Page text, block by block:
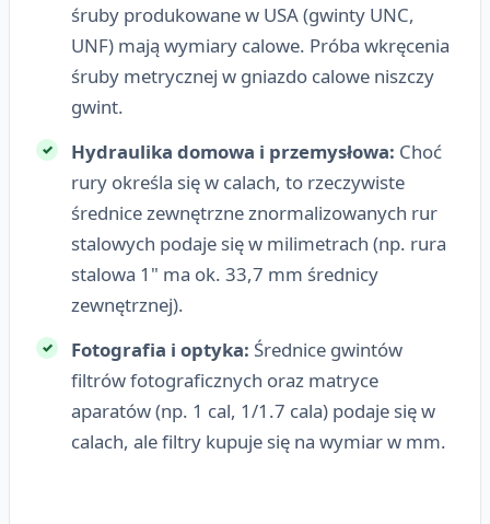
śruby produkowane w USA (gwinty UNC,
UNF) mają wymiary calowe. Próba wkręcenia
śruby metrycznej w gniazdo calowe niszczy
gwint.
Hydraulika domowa i przemysłowa: Choć
rury określa się w calach, to rzeczywiste
średnice zewnętrzne znormalizowanych rur
stalowych podaje się w milimetrach (np. rura
stalowa 1" ma ok. 33,7 mm średnicy
zewnętrznej).
Fotografia i optyka: Średnice gwintów
filtrów fotograficznych oraz matryce
aparatów (np. 1 cal, 1/1.7 cala) podaje się w
calach, ale filtry kupuje się na wymiar w mm.